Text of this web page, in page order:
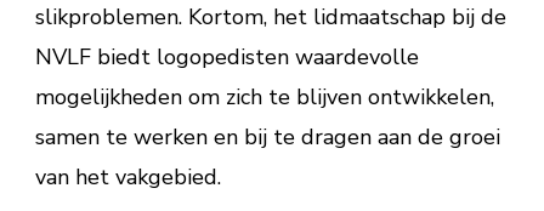
slikproblemen. Kortom, het lidmaatschap bij de
NVLF biedt logopedisten waardevolle
mogelijkheden om zich te blijven ontwikkelen,
samen te werken en bij te dragen aan de groei
van het vakgebied.